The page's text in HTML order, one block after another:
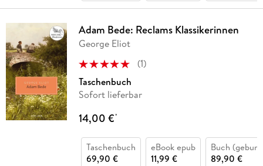
Adam Bede: Reclams Klassikerinnen
George Eliot
(1)
Taschenbuch
Sofort lieferbar
14,00 €*
Taschenbuch
69,90 €
eBook epub
11,99 €
Buch
89,90 €